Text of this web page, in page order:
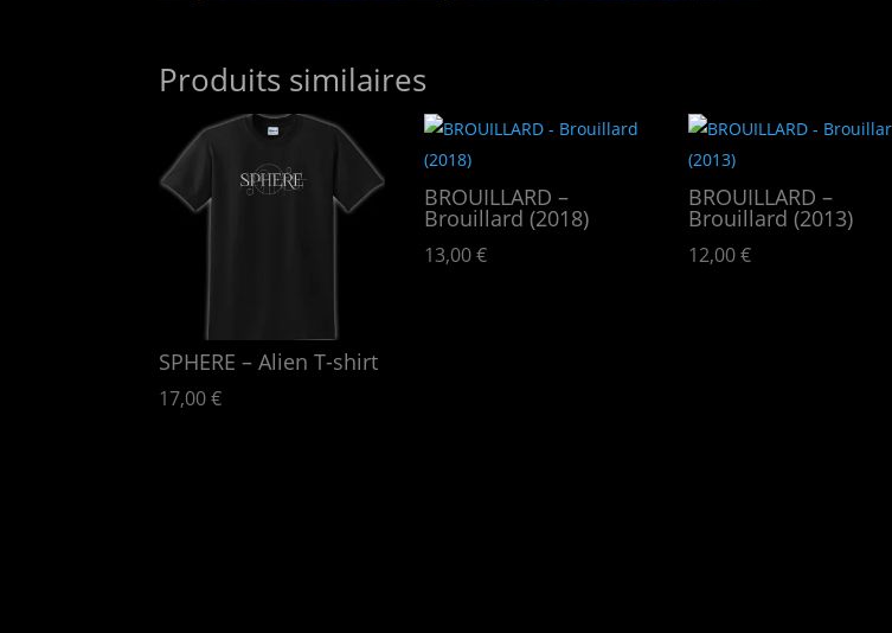
Produits similaires
SPHERE – Alien T-shirt
17,00€
BROUILLARD –
Brouillard (2018)
13,00€
BROUILLARD –
Brouillard (2013)
12,00€